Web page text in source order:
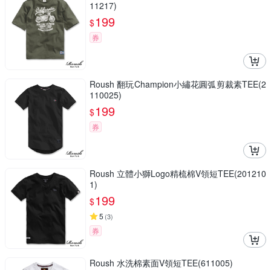
11217)
$199
券
Roush 翻玩Champion小繡花圓弧剪裁素TEE(2
110025)
$199
券
Roush 立體小獅Logo精梳棉V領短TEE(201210
1)
$199
5 (3)
券
Roush 水洗棉素面V領短TEE(611005)